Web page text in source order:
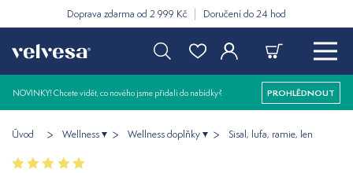
Doprava zdarma od 2 999 Kč Doručení do 24 hod
NOVINKY! Chcete vidět, co nového jsme přidali do nabídky? PROHLÉDNOUT
Úvod Wellness Wellness doplňky Sisal, lufa, ramie, len